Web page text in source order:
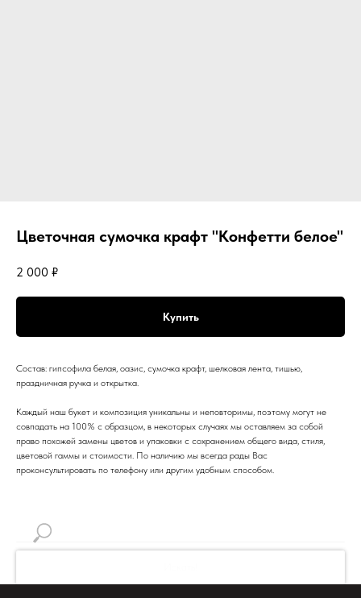
Цветочная сумочка крафт "Конфетти белое"
2 000 ₽
Купить
Состав: гипсофила белая, оазис, сумочка крафт, шелковая лента, тишью,
праздничная ручка и открытка.
Каждый наш букет и композиция уникальны и неповторимы, поэтому могут не
совпадать на 100% с образцом, в некоторых случаях мы оставляем за собой
право похожей замены цветов и упаковки с сохранением общего вида, стиля,
цветовой гаммы и стоимости. По наличию мы всегда рады Вас
проконсультировать по телефону или другим удобным способом.